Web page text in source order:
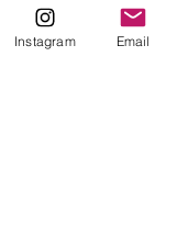
- der
einer Woche
Instagram Email